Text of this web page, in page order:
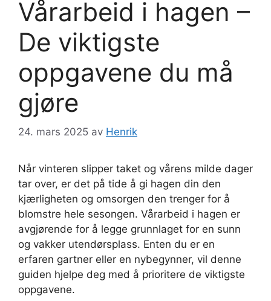
Vårarbeid i hagen –
De viktigste
oppgavene du må
gjøre
24. mars 2025 av Henrik
Når vinteren slipper taket og vårens milde dager
tar over, er det på tide å gi hagen din den
kjærligheten og omsorgen den trenger for å
blomstre hele sesongen. Vårarbeid i hagen er
avgjørende for å legge grunnlaget for en sunn
og vakker utendørsplass. Enten du er en
erfaren gartner eller en nybegynner, vil denne
guiden hjelpe deg med å prioritere de viktigste
oppgavene.